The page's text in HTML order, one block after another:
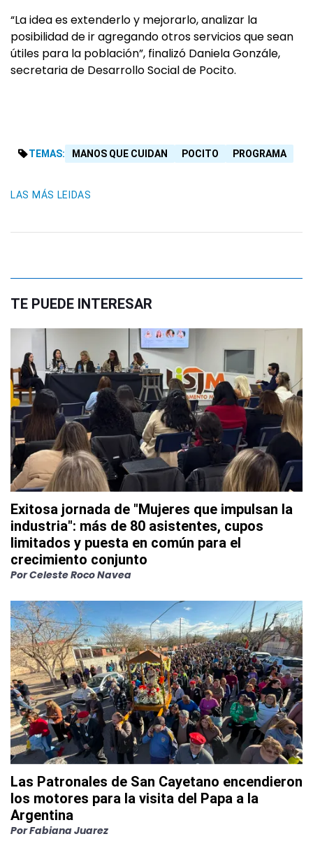
“La idea es extenderlo y mejorarlo, analizar la
posibilidad de ir agregando otros servicios que sean
útiles para la población”, finalizó Daniela Gonzále,
secretaria de Desarrollo Social de Pocito.
TEMAS: MANOS QUE CUIDAN POCITO PROGRAMA
LAS MÁS LEIDAS
TE PUEDE INTERESAR
Exitosa jornada de "Mujeres que impulsan la
industria": más de 80 asistentes, cupos
limitados y puesta en común para el
crecimiento conjunto
PorCeleste Roco Navea
Las Patronales de San Cayetano encendieron
los motores para la visita del Papa a la
Argentina
PorFabiana Juarez